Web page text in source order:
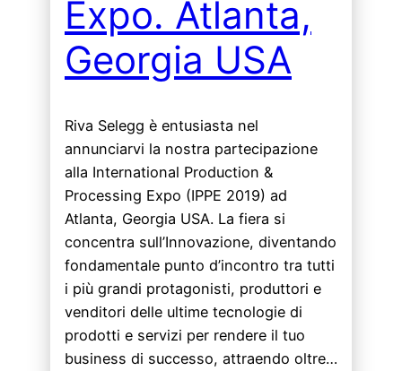
Expo. Atlanta,
Georgia USA
Riva Selegg è entusiasta nel
annunciarvi la nostra partecipazione
alla International Production &
Processing Expo (IPPE 2019) ad
Atlanta, Georgia USA. La fiera si
concentra sull’Innovazione, diventando
fondamentale punto d’incontro tra tutti
i più grandi protagonisti, produttori e
venditori delle ultime tecnologie di
prodotti e servizi per rendere il tuo
business di successo, attraendo oltre…